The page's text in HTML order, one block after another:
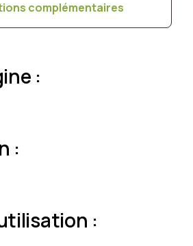
complémentaires
:
:
: